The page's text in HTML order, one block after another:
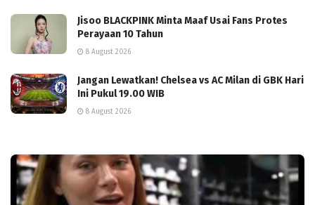
Jisoo BLACKPINK Minta Maaf Usai Fans Protes
Perayaan 10 Tahun
8 August 2026
Jangan Lewatkan! Chelsea vs AC Milan di GBK Hari
Ini Pukul 19.00 WIB
8 August 2026